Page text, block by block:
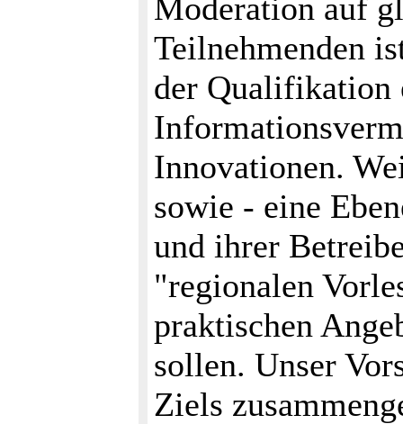
Moderation auf
Teilnehmenden
der Qualifikation
Innovationen.
sowie - eine
und ihrer
"regionalen
praktischen
sollen. Unser
Ziels